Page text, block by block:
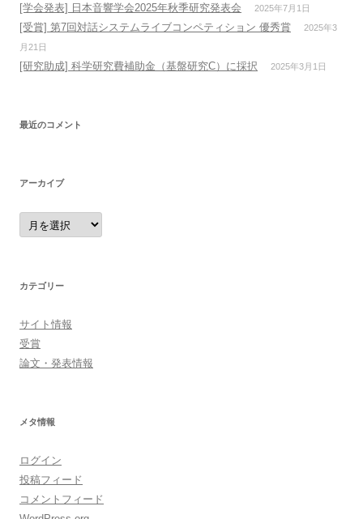
[学会発表] 日本音響学会2025年秋季研究発表会 2025年7月1日
[受賞] 第7回対話システムライブコンペティション 優秀賞
2025年3
月21日
[研究助成] 科学研究費補助金（基盤研究C）に採択 2025年3月1日
最近のコメント
アーカイブ
ア
ー
カ
カテゴリー
サイト情報
受賞
論文・発表情報
メタ情報
ログイン
投稿フィード
コメントフィード